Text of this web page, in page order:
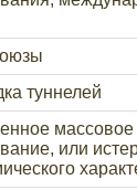
туннелей
массовое
или